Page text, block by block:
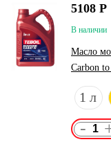
В наличии
Масло
Carbon
1 л
5108 Р
-